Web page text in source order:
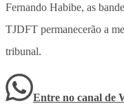
Fernando Habibe, as
TJDFT permanecerão a
tribunal.
Entre no canal de